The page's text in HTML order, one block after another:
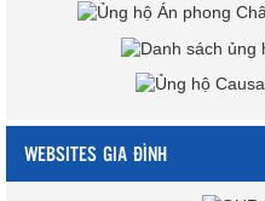
WEBSITES GIA ĐÌNH